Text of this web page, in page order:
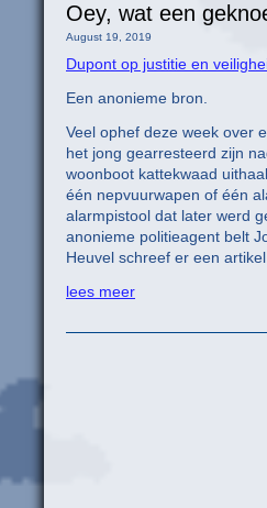
Oey, wat een
August 19, 2019
Dupont op justitie en
Een anonieme bron.
Veel ophef deze week over
het jong gearresteerd zijn
woonboot kattekwaad
één nepvuurwapen of één
alarmpistool dat later werd
anonieme politieagent belt
Heuvel schreef er een
lees meer